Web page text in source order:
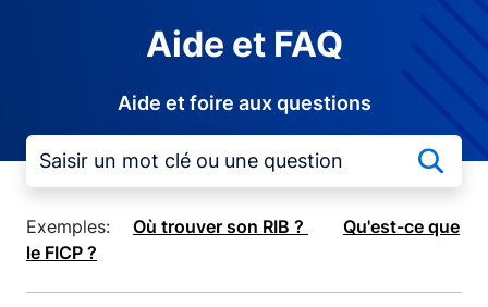
Aide et FAQ
Aide et foire aux questions
Exemples: Où trouver son RIB ?
Qu'est-ce que
le FICP ?